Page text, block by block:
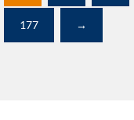
177 →